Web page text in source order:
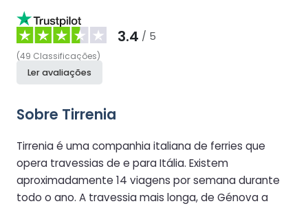
3.4 / 5
(49 Classificações)
Ler avaliações
Sobre Tirrenia
Tirrenia é uma companhia italiana de ferries que
opera travessias de e para Itália. Existem
aproximadamente 14 viagens por semana durante
todo o ano. A travessia mais longa, de Génova a